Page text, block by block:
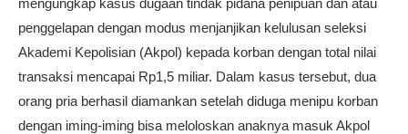
penggelapan dengan modus menjanjikan kelulusan seleksi
Akademi Kepolisian (Akpol) kepada korban dengan total nilai
transaksi mencapai Rp1,5 miliar. Dalam kasus tersebut, dua
orang pria berhasil diamankan setelah diduga menipu korban
dengan iming-iming bisa meloloskan anaknya masuk Akpol